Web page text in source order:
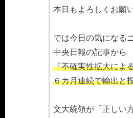
本日もよろしくお願
では今日の気になる
中央日報の記事から
『不確実性拡大によ
６カ月連続で輸出と
文大統領が「正しい